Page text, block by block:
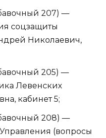
207) —
соцзащиты
Николаевич,
205) —
Левенских
кабинет 5;
208) —
(вопросы